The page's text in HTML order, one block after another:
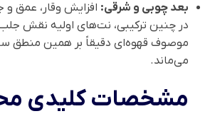
بعد چوبی و شرقی: افزایش وقار، عمق و
در چنین ترکیبی، نت‌های اولیه نقش
موصوف قهوه‌ای دقیقاً بر همین منطق
می‌ماند.
مشخصات کلیدی